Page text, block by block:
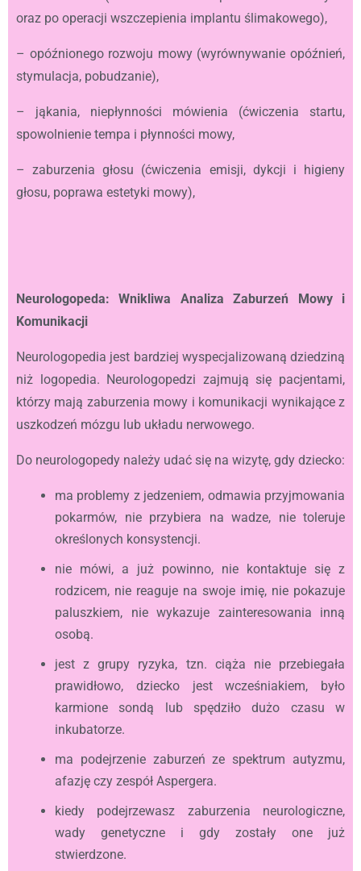
oraz po operacji wszczepienia implantu ślimakowego),
– opóźnionego rozwoju mowy (wyrównywanie opóźnień,
stymulacja, pobudzanie),
– jąkania, niepłynności mówienia (ćwiczenia startu,
spowolnienie tempa i płynności mowy,
– zaburzenia głosu (ćwiczenia emisji, dykcji i higieny
głosu, poprawa estetyki mowy),
Neurologopeda: Wnikliwa Analiza Zaburzeń Mowy i
Komunikacji
Neurologopedia jest bardziej wyspecjalizowaną dziedziną
niż logopedia. Neurologopedzi zajmują się pacjentami,
którzy mają zaburzenia mowy i komunikacji wynikające z
uszkodzeń mózgu lub układu nerwowego.
Do neurologopedy należy udać się na wizytę, gdy dziecko:
ma problemy z jedzeniem, odmawia przyjmowania
pokarmów, nie przybiera na wadze, nie toleruje
określonych konsystencji.
nie mówi, a już powinno, nie kontaktuje się z
rodzicem, nie reaguje na swoje imię, nie pokazuje
paluszkiem, nie wykazuje zainteresowania inną
osobą.
jest z grupy ryzyka, tzn. ciąża nie przebiegała
prawidłowo, dziecko jest wcześniakiem, było
karmione sondą lub spędziło dużo czasu w
inkubatorze.
ma podejrzenie zaburzeń ze spektrum autyzmu,
afazję czy zespół Aspergera.
kiedy podejrzewasz zaburzenia neurologiczne,
wady genetyczne i gdy zostały one już
stwierdzone.